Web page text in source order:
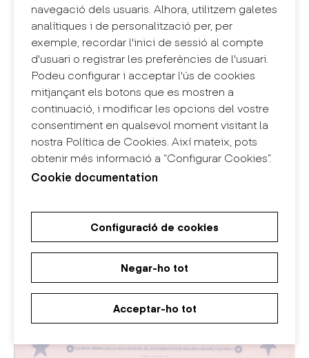
navegació dels usuaris. Alhora, utilitzem galetes
analítiques i de personalització per, per
exemple, recordar l'inici de sessió al compte
d'usuari o registrar les preferències de l'usuari.
Podeu configurar i acceptar l'ús de cookies
mitjançant els botons que es mostren a
continuació, i modificar les opcions del vostre
consentiment en qualsevol moment visitant la
nostra Política de Cookies. Així mateix, pots
obtenir més informació a “Configurar Cookies”.
Cookie documentation
Configuració de cookies
Negar-ho tot
Acceptar-ho tot